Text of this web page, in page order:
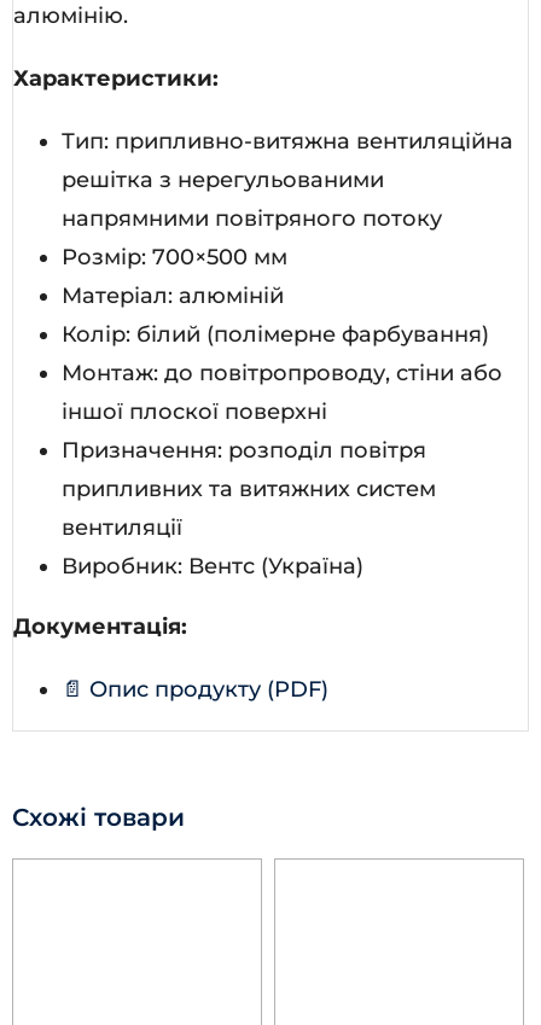
алюмінію.
Характеристики:
Тип: припливно-витяжна вентиляційна
решітка з нерегульованими
напрямними повітряного потоку
Розмір: 700×500 мм
Матеріал: алюміній
Колір: білий (полімерне фарбування)
Монтаж: до повітропроводу, стіни або
іншої плоскої поверхні
Призначення: розподіл повітря
припливних та витяжних систем
вентиляції
Виробник: Вентс (Україна)
Документація:
📄 Опис продукту (PDF)
Схожі товари